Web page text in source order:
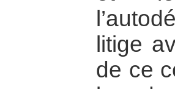
litige
de ce